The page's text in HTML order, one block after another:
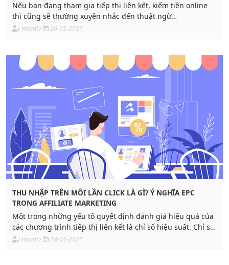
Nếu bạn đang tham gia tiếp thị liên kết, kiếm tiền online
thì cũng sẽ thường xuyên nhắc đến thuật ngữ
“commission". Nắm được thuật ngữ và cơ chế, chính sách
Hoantv 26-05-2021
THU NHẬP TRÊN MỖI LẦN CLICK LÀ GÌ? Ý NGHĨA EPC
TRONG AFFILIATE MARKETING
Một trong những yếu tố quyết định đánh giá hiệu quả của
các chương trình tiếp thị liên kết là chỉ số hiệu suất. Chỉ số
này sẽ cho bạn biết doanh thu trung bình mà bạn đang
Hoantv 18-05-2021